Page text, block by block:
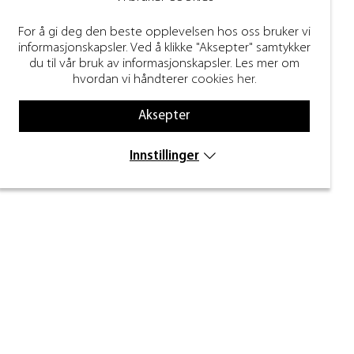
For å gi deg den beste opplevelsen hos oss bruker vi
informasjonskapsler. Ved å klikke "Aksepter" samtykker
du til vår bruk av informasjonskapsler. Les mer om
hvordan vi håndterer cookies her.
Innstillinger
Aksepter